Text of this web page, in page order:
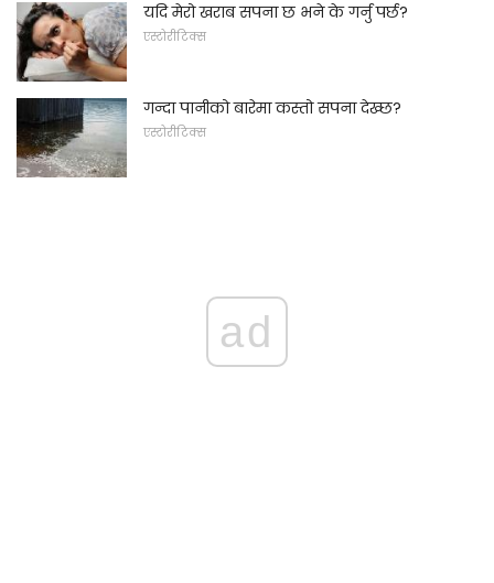
यदि मेरो खराब सपना छ भने के गर्नु पर्छ?
एस्टोरीटिक्स
गन्दा पानीको बारेमा कस्तो सपना देख्छ?
एस्टोरीटिक्स
ad